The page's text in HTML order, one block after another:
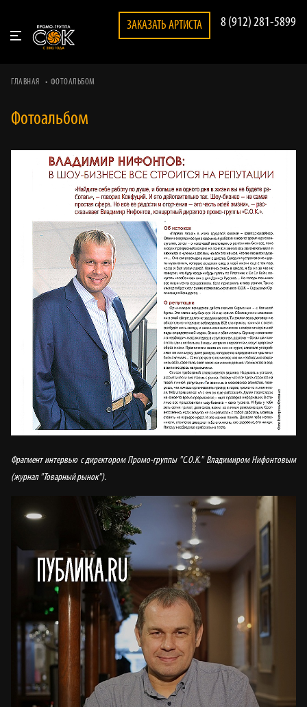
8 (912) 281-5899
ЗАКАЗАТЬ АРТИСТА
ГЛАВНАЯ ФОТОАЛЬБОМ
Фотоальбом
Фрагмент интервью с директором Промо-группы "С.О.К." Владимиром Нифонтовым
(журнал "Товарный рынок").